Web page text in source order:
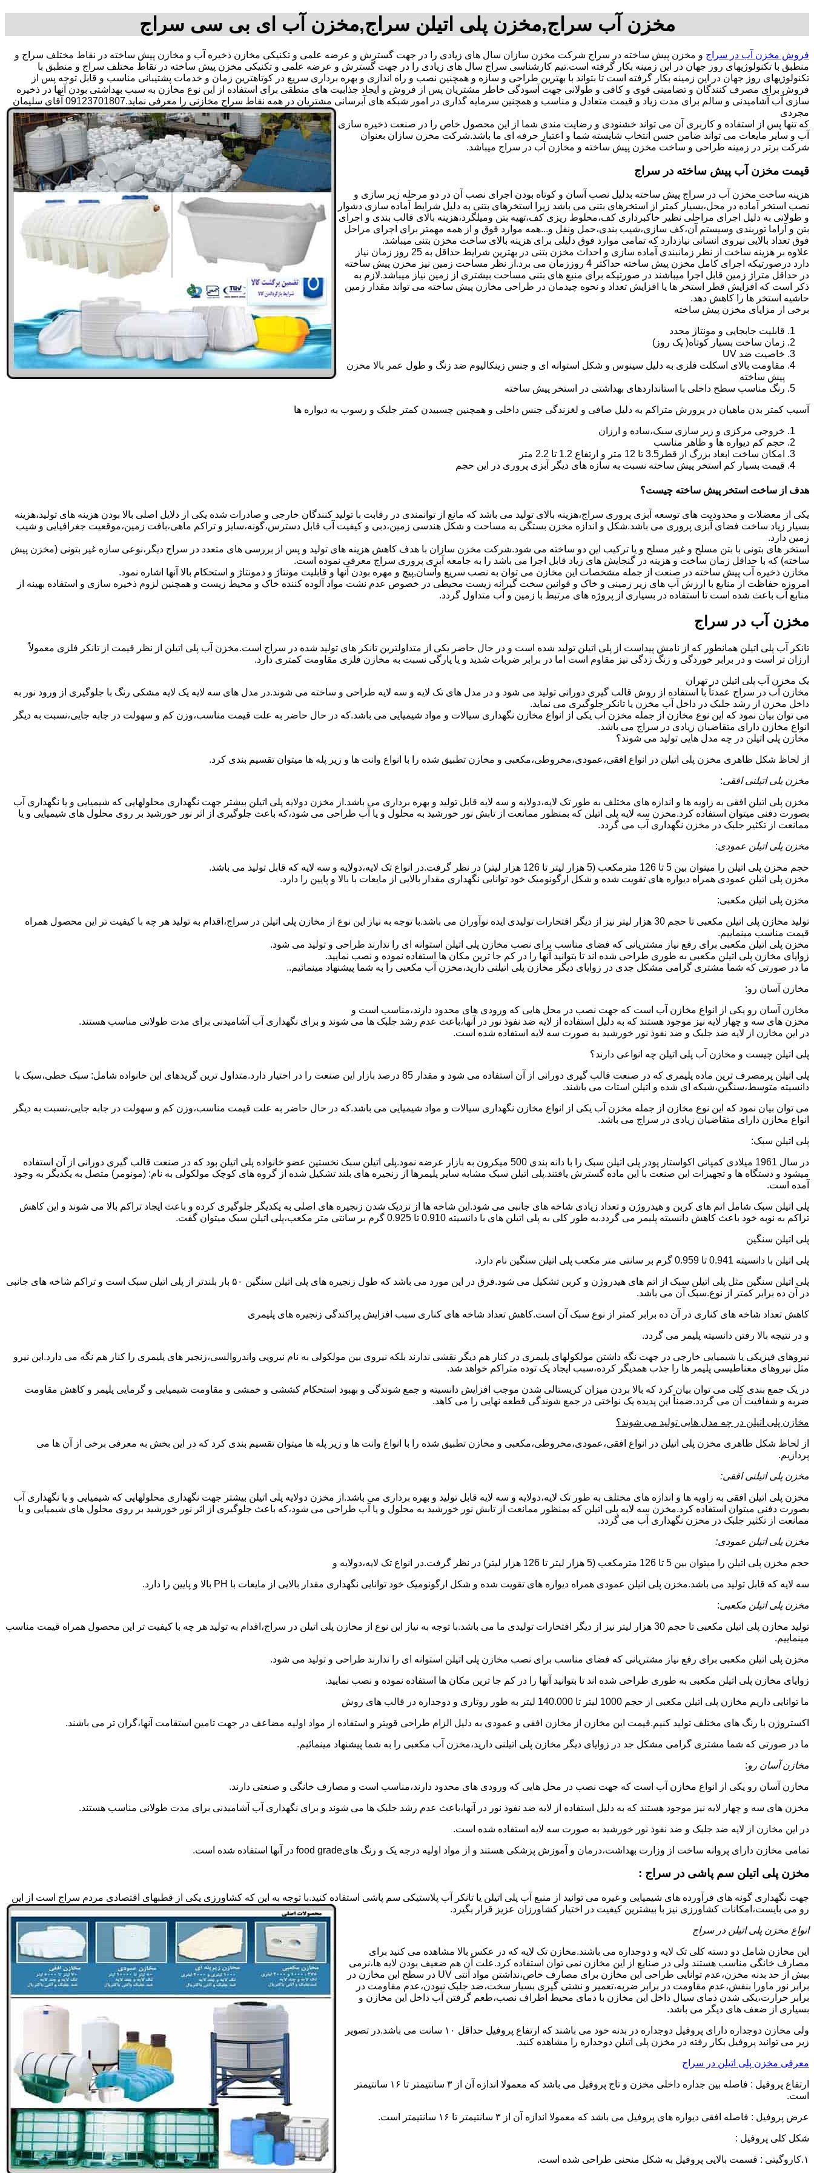
مخزن آب سراج,مخزن پلی اتیلن سراج,مخزن آب ای بی سی سراج
فروش مخزن آب در سراج و مخزن پیش ساخته در سراج شرکت مخزن سازان سال های زیادی را در جهت گسترش و عرضه علمی و تکنیکی مخازن ذخیره آب و مخازن پیش ساخته در نقاط مختلف سراج و
منطبق با تکنولوژیهای روز جهان در این زمینه بکار گرفته است.تیم کارشناسی سراج سال های زیادی را در جهت گسترش و عرضه علمی و تکنیکی مخزن پیش ساخته در نقاط مختلف سراج و منطبق با
تکنولوژیهای روز جهان در این زمینه بکار گرفته است تا بتواند با بهترین طراحی و سازه و همچنین نصب و راه اندازی و بهره برداری سریع در کوتاهترین زمان و خدمات پشتیبانی مناسب و قابل توجه پس از
فروش برای مصرف کنندگان و تضامینی قوی و کافی و طولانی جهت آسودگی خاطر مشتریان پس از فروش و ایجاد جذابیت های منطقی برای استفاده از این نوع مخازن به سبب بهداشتی بودن آنها در ذخیره
سازی آب آشامیدنی و سالم برای مدت زیاد و قیمت متعادل و مناسب و همچنین سرمایه گذاری در امور شبکه های آبرسانی مشتریان در همه نقاط سراج مخازنی را معرفی نماید.09123701807 آقای سلیمان
مجردی
که تنها پس از استفاده و کاربری آن می تواند خشنودی و رضایت مندی شما از این محصول خاص را در صنعت ذخیره سازی
آب و سایر مایعات می تواند ضامن حسن انتخاب شایسته شما و اعتبار حرفه ای ما باشد.شرکت مخزن سازان بعنوان
شرکت برتر در زمینه طراحی و ساخت مخزن پیش ساخته و مخازن آب در سراج میباشد.
قیمت مخزن آب پیش ساخته در سراج
هزینه ساخت مخزن آب در سراج پیش ساخته بدلیل نصب آسان و کوتاه بودن اجرای نصب آن در دو مرحله زیر سازی و
نصب استخر آماده در محل،بسیار کمتر از استخرهای بتنی می باشد زیرا استخرهای بتنی به دلیل شرایط آماده سازی دشوار
و طولانی به دلیل اجرای مراحلی نظیر خاکبرداری کف،مخلوط ریزی کف،تهیه بتن ومیلگرد،هزینه بالای قالب بندی و اجرای
بتن و آراما توربندی وسیستم آن،کف سازی،شیب بندی،حمل ونقل و...همه موارد فوق و از همه مهمتر برای اجرای مراحل
فوق تعداد بالایی نیروی انسانی نیازدارد که تمامی موارد فوق دلیلی برای هزینه بالای ساخت مخزن بتنی میباشد.
علاوه بر هزینه ساخت از نظر زمانبندی آماده سازی و احداث مخزن بتنی در بهترین شرایط حداقل به 25 روز زمان نیاز
دارد درصورتیکه اجرای کامل مخزن پیش ساخته حداکثر 4 روززمان می برد.از نظر مساحت زمین نیز مخزن پیش ساخته
در حداقل متراژ زمین قابل اجرا میباشند در صورتیکه برای منبع های بتنی مساحت بیشتری از زمین نیاز میباشد.لازم به
ذکر است که افزایش قطر استخر ها یا افزایش تعداد و نحوه چیدمان در طراحی مخازن پیش ساخته می تواند مقدار زمین
حاشیه استخر ها را کاهش دهد.
برخی از مزایای مخزن پیش ساخته
قابلیت جابجایی و مونتاژ مجدد
زمان ساخت بسیار کوتاه( یک روز)
خاصیت ضد UV
مقاومت بالای اسکلت فلزی به دلیل سینوس و شکل استوانه ای و جنس زینکالیوم ضد زنگ و طول عمر بالا مخزن
پیش ساخته
رنگ مناسب سطح داخلی با استانداردهای بهداشتی در استخر پیش ساخته
آسیب کمتر بدن ماهیان در پرورش متراکم به دلیل صافی و لغزندگی جنس داخلی و همچنین چسبیدن کمتر جلبک و رسوب به دیواره ها
خروجی مرکزی و زیر سازی سبک،ساده و ارزان
حجم کم دیواره ها و ظاهر مناسب
امکان ساخت ابعاد بزرگ از قطر3.5 تا 12 متر و ارتفاع 1.2 تا 2.2 متر
قیمت بسیار کم استخر پیش ساخته نسبت به سازه های دیگر آبزی پروری در این حجم
هدف از ساخت استخر پیش ساخته چیست؟
یکی از معضلات و محدودیت های توسعه آبزی پروری سراج،هزینه بالای تولید می باشد که مانع از توانمندی در رقابت با تولید کنندگان خارجی و صادرات شده یکی از دلایل اصلی بالا بودن هزینه های تولید،هزینه
بسیار زیاد ساخت فضای آبزی پروری می باشد.شکل و اندازه مخزن بستگی به مساحت و شکل هندسی زمین،دبی و کیفیت آب قابل دسترس،گونه،سایز و تراکم ماهی،بافت زمین،موقعیت جغرافیایی و شیب
زمین دارد.
استخر های بتونی با بتن مسلح و غیر مسلح و یا ترکیب این دو ساخته می شود.شرکت مخزن سازان با هدف کاهش هزینه های تولید و پس از بررسی های متعدد در سراج دیگر،نوعی سازه غیر بتونی (مخزن پیش
ساخته) که با حداقل زمان ساخت و هزینه در گنجایش های زیاد قابل اجرا می باشد را به جامعه آبزی پروری سراج معرفی نموده است.
مخازن ذخیره آب پیش ساخته در صنعت از جمله مشخصات این مخازن می توان به نصب سریع وآسان,پیچ و مهره بودن آنها و قابلیت مونتاژ و دمونتاژ و استحکام بالا آنها اشاره نمود.
امروزه حفاظت از منابع با ارزش آب های زیر زمینی و خاک و قوانین سخت گیرانه زیست محیطی در خصوص عدم نشت مواد آلوده کننده خاک و محیط زیست و همچنین لزوم ذخیره سازی و استفاده بهینه از
منابع آب باعث شده است تا استفاده در بسیاری از پروژه های مرتبط با زمین و آب متداول گردد.
مخزن آب در سراج
تانکر آب پلی اتیلن همانطور که از نامش پیداست از پلی اتیلن تولید شده است و در حال حاضر یکی از متداولترین تانکر های تولید شده در سراج است.مخزن آب پلی اتیلن از نظر قیمت از تانکر فلزی معمولاً
ارزان تر است و در برابر خوردگی و زنگ زدگی نیز مقاوم است اما در برابر ضربات شدید و یا پارگی نسبت به مخازن فلزی مقاومت کمتری دارد.
یک مخزن آب پلی اتیلن در تهران
مخازن آب در سراج عمدتاً با استفاده از روش قالب گیری دورانی تولید می شود و در مدل های تک لایه و سه لایه طراحی و ساخته می شوند.در مدل های سه لایه یک لایه مشکی رنگ با جلوگیری از ورود نور به
داخل مخزن از رشد جلبک در داخل آب مخزن یا تانکر جلوگیری می نماید.
می توان بیان نمود که این نوع مخازن از جمله مخزن آب یکی از انواع مخازن نگهداری سیالات و مواد شیمیایی می باشد.که در حال حاضر به علت قیمت مناسب،وزن کم و سهولت در جابه جایی،نسبت به دیگر
انواع مخازن دارای متقاضیان زیادی در سراج می باشد.
مخازن پلی اتیلن در چه مدل هایی تولید می شوند؟
از لحاظ شکل ظاهری مخزن پلی اتیلن در انواع افقی،عمودی،مخروطی،مکعبی و مخازن تطبیق شده را با انواع وانت ها و زیر پله ها میتوان تقسیم بندی کرد.
مخزن پلی اتیلنی افقی:
مخزن پلی اتیلن افقی به زاویه ها و اندازه های مختلف به طور تک لایه،دولایه و سه لایه قابل تولید و بهره برداری می باشد.از مخزن دولایه پلی اتیلن بیشتر جهت نگهداری محلولهایی که شیمیایی و یا نگهداری آب
بصورت دفنی میتوان استفاده کرد.مخزن سه لایه پلی اتیلن که بمنظور ممانعت از تابش نور خورشید به محلول و یا آب طراحی می شود،که باعث جلوگیری از اثر نور خورشید بر روی محلول های شیمیایی و یا
ممانعت از تکثیر جلبک در مخزن نگهداری آب می گردد.
مخزن پلی اتیلن عمودی:
حجم مخزن پلی اتیلن را میتوان بین 5 تا 126 مترمکعب (5 هزار لیتر تا 126 هزار لیتر) در نظر گرفت.در انواع تک لایه،دولایه و سه لایه که قابل تولید می باشد.
مخزن پلی اتیلن عمودی همراه دیواره های تقویت شده و شکل ارگونومیک خود توانایی نگهداری مقدار بالایی از مایعات با بالا و پایین را دارد.
مخزن پلی اتیلن مکعبی:
تولید مخازن پلی اتیلن مکعبی تا حجم 30 هزار لیتر نیز از دیگر افتخارات تولیدی ایده نوآوران می باشد.با توجه به نیاز این نوع از مخازن پلی اتیلن در سراج،اقدام به تولید هر چه با کیفیت تر این محصول همراه
قیمت مناسب مینماییم.
مخزن پلی اتیلن مکعبی برای رفع نیاز مشتریانی که فضای مناسب برای نصب مخازن پلی اتیلن استوانه ای را ندارند طراحی و تولید می شود.
زوایای مخازن پلی اتیلن مکعبی به طوری طراحی شده اند تا بتوانید آنها را در کم جا ترین مکان ها استفاده نموده و نصب نمایید.
ما در صورتی که شما مشتری گرامی مشکل جدی در زوایای دیگر مخازن پلی اتیلنی دارید،مخزن آب مکعبی را به شما پیشنهاد مینمائیم..
مخازن آسان رو:
مخازن آسان رو یکی از انواع مخازن آب است که جهت نصب در محل هایی که ورودی های محدود دارند،مناسب است و
مخزن های سه و چهار لایه نیز موجود هستند که به دلیل استفاده از لایه ضد نفوذ نور در آنها،باعث عدم رشد جلبک ها می شوند و برای نگهداری آب آشامیدنی برای مدت طولانی مناسب هستند.
در این مخازن از لایه ضد جلبک و ضد نفوذ نور خورشید به صورت سه لایه استفاده شده است.
پلی اتیلن چیست و مخازن آب پلی اتیلن چه انواعی دارند؟
پلی اتیلن پرمصرف ترین ماده پلیمری که در صنعت قالب گیری دورانی از آن استفاده می شود و مقدار 85 درصد بازار این صنعت را در اختیار دارد.متداول ترین گریدهای این خانواده شامل: سبک خطی،سبک با
دانسیته متوسط،سنگین،شبکه ای شده و اتیلن استات می باشند.
می توان بیان نمود که این نوع مخازن از جمله مخزن آب یکی از انواع مخازن نگهداری سیالات و مواد شیمیایی می باشد.که در حال حاضر به علت قیمت مناسب،وزن کم و سهولت در جابه جایی،نسبت به دیگر
انواع مخازن دارای متقاضیان زیادی در سراج می باشد.
پلی اتیلن سبک:
در سال 1961 میلادی کمپانی اکواستار پودر پلی اتیلن سبک را با دانه بندی 500 میکرون به بازار عرضه نمود.پلی اتیلن سبک نخستین عضو خانواده پلی اتیلن بود که در صنعت قالب گیری دورانی از آن استفاده
میشود و دستگاه ها و تجهیزات این صنعت با این ماده گسترش یافتند.پلی اتیلن سبک مشابه سایر پلیمرها از زنجیره های بلند تشکیل شده از گروه های کوچک مولکولی به نام: (مونومر) متصل به یکدیگر به وجود
آمده است.
پلی اتیلن سبک شامل اتم های کربن و هیدروژن و تعداد زیادی شاخه های جانبی می شود.این شاخه ها از نزدیک شدن زنجیره های اصلی به یکدیگر جلوگیری کرده و باعث ایجاد تراکم بالا می شوند و این کاهش
تراکم به نوبه خود باعث کاهش دانسیته پلیمر می گردد.به طور کلی به پلی اتیلن های با دانسیته 0.910 تا 0.925 گرم بر سانتی متر مکعب،پلی اتیلن سبک میتوان گفت.
پلی اتیلن سنگین
پلی اتیلن با دانسیته 0.941 تا 0.959 گرم بر سانتی متر مکعب پلی اتیلن سنگین نام دارد.
پلی اتیلن سنگین مثل پلی اتیلن سبک از اتم های هیدروژن و کربن تشکیل می شود.فرق در این مورد می باشد که طول زنجیره های پلی اتیلن سنگین ۵۰ بار بلندتر از پلی اتیلن سبک است و تراکم شاخه های جانبی
در آن ده برابر کمتر از نوع.سبک آن می باشد.
کاهش تعداد شاخه های کناری در آن ده برابر کمتر از نوع سبک آن است.کاهش تعداد شاخه های کناری سبب افزایش پراکندگی زنجیره های پلیمری
و در نتیجه بالا رفتن دانسیته پلیمر می گردد.
نیروهای فیزیکی یا شیمیایی خارجی در جهت نگه داشتن مولکولهای پلیمری در کنار هم دیگر نقشی ندارند بلکه نیروی بین مولکولی به نام نیرویی واندروالسی،زنجیر های پلیمری را کنار هم نگه می دارد.این نیرو
مثل نیروهای مغناطیسی پلیمر ها را جذب همدیگر کرده،سبب ایجاد یک توده متراکم خواهد شد.
در یک جمع بندی کلی می توان بیان کرد که بالا بردن میزان کریستالی شدن موجب افزایش دانسیته و جمع شوندگی و بهبود استحکام کششی و خمشی و مقاومت شیمیایی و گرمایی پلیمر و کاهش مقاومت
ضربه و شفافیت آن می گردد.ضمناً این پدیده یک نواختی در جمع شوندگی قطعه نهایی را می کاهد.
مخازن پلی اتیلن در چه مدل هایی تولید می شوند؟
از لحاظ شکل ظاهری مخزن پلی اتیلن در انواع افقی،عمودی،مخروطی،مکعبی و مخازن تطبیق شده را با انواع وانت ها و زیر پله ها میتوان تقسیم بندی کرد که در این بخش به معرفی برخی از آن ها می
پردازیم.
مخزن پلی اتیلنی افقی:
مخزن پلی اتیلن افقی به زاویه ها و اندازه های مختلف به طور تک لایه،دولایه و سه لایه قابل تولید و بهره برداری می باشد.از مخزن دولایه پلی اتیلن بیشتر جهت نگهداری محلولهایی که شیمیایی و یا نگهداری آب
بصورت دفنی میتوان استفاده کرد.مخزن سه لایه پلی اتیلن که بمنظور ممانعت از تابش نور خورشید به محلول و یا آب طراحی می شود،که باعث جلوگیری از اثر نور خورشید بر روی محلول های شیمیایی و یا
ممانعت از تکثیر جلبک در مخزن نگهداری آب می گردد.
مخزن پلی اتیلن عمودی:
حجم مخزن پلی اتیلن را میتوان بین 5 تا 126 مترمکعب (5 هزار لیتر تا 126 هزار لیتر) در نظر گرفت.در انواع تک لایه،دولایه و
سه لایه که قابل تولید می باشد.مخزن پلی اتیلن عمودی همراه دیواره های تقویت شده و شکل ارگونومیک خود توانایی نگهداری مقدار بالایی از مایعات با PH بالا و پایین را دارد.
مخزن پلی اتیلن مکعبی:
تولید مخازن پلی اتیلن مکعبی تا حجم 30 هزار لیتر نیز از دیگر افتخارات تولیدی ما می باشد.با توجه به نیاز این نوع از مخازن پلی اتیلن در سراج،اقدام به تولید هر چه با کیفیت تر این محصول همراه قیمت مناسب
مینماییم.
مخزن پلی اتیلن مکعبی برای رفع نیاز مشتریانی که فضای مناسب برای نصب مخازن پلی اتیلن استوانه ای را ندارند طراحی و تولید می شود.
زوایای مخازن پلی اتیلن مکعبی به طوری طراحی شده اند تا بتوانید آنها را در کم جا ترین مکان ها استفاده نموده و نصب نمایید.
ما توانایی داریم مخازن پلی اتیلن مکعبی از حجم 1000 لیتر تا 140.000 لیتر به طور روتاری و دوجداره در قالب های روش
اکستروژن با رنگ های مختلف تولید کنیم.قیمت این مخازن از مخازن افقی و عمودی به دلیل الزام طراحی قویتر و استفاده از مواد اولیه مضاعف در جهت تامین استقامت آنها،گران تر می باشند.
ما در صورتی که شما مشتری گرامی مشکل جد در زوایای دیگر مخازن پلی اتیلنی دارید،مخزن آب مکعبی را به شما پیشنهاد مینمائیم.
مخازن آسان رو:
مخازن آسان رو یکی از انواع مخازن آب است که جهت نصب در محل هایی که ورودی های محدود دارند،مناسب است و مصارف خانگی و صنعتی دارند.
مخزن های سه و چهار لایه نیز موجود هستند که به دلیل استفاده از لایه ضد نفوذ نور در آنها،باعث عدم رشد جلبک ها می شوند و برای نگهداری آب آشامیدنی برای مدت طولانی مناسب هستند.
در این مخازن از لایه ضد جلبک و ضد نفوذ نور خورشید به صورت سه لایه استفاده شده است.
تمامی مخازن دارای پروانه ساخت از وزارت بهداشت،درمان و آموزش پزشکی هستند و از مواد اولیه درجه یک و رنگ هایfood grade در آنها استفاده شده است.
مخزن پلی اتیلن سم پاشی در سراج :
جهت نگهداری گونه های فرآورده های شیمیایی و غیره می توانید از منبع آب پلی اتیلن یا تانکر آب پلاستیکی سم پاشی استفاده کنید.با توجه به این که کشاورزی یکی از قطبهای اقتصادی مردم سراج است از این
رو می بایست،امکانات کشاورزی نیز با بیشترین کیفیت در اختیار کشاورزان عزیز قرار بگیرد.
انواع مخزن پلی اتیلن در سراج
این مخازن شامل دو دسته کلی تک لایه و دوجداره می باشند.مخازن تک لایه که در عکس بالا مشاهده می کنید برای
مصارف خانگی مناسب هستند ولی در صنایع از این مخازن نمی توان استفاده کرد.علت آن هم ضعیف بودن لایه ها،نرمی
بیش از حد بدنه مخزن،عدم توانایی طراحی این مخازن برای مصارف خاص،نداشتن مواد آنتی UV در سطح این مخازن در
برابر نور ماورا بنفش،عدم مقاومت در برابر ضربه،تعمیر و نشتی گیری بسیار سخت،ضد جلبک نبودن،عدم مقاومت در
برابر حرارت،یکی شدن دمای سیال داخل این مخازن با دمای محیط اطراف نصب،طعم گرفتن آب داخل این مخازن و
بسیاری از ضعف های دیگر می باشد.
ولی مخازن دوجداره دارای پروفیل دوجداره در بدنه خود می باشند که ارتفاع پروفیل حداقل ۱۰ سانت می باشد.در تصویر
زیر می توانید پروفیل بکار رفته در مخزن پلی اتیلن دوجداره را مشاهده کنید.
معرفی مخزن پلی اتیلن در سراج
ارتفاع پروفیل : فاصله بین جداره داخلی مخزن و تاج پروفیل می باشد که معمولا اندازه آن از ۳ سانتیمتر تا ۱۶ سانتیمتر
است.
عرض پروفیل : فاصله افقی دیواره های پروفیل می باشد که معمولا اندازه آن از ۳ سانتیمتر تا ۱۶ سانتیمتر است.
شکل کلی پروفیل :
۱.کاروگیتی : قسمت بالایی پروفیل به شکل منحنی طراحی شده است.